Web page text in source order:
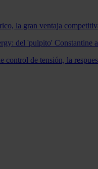
la gran ventaja
del 'pulpito' Constantine
de tensión, la